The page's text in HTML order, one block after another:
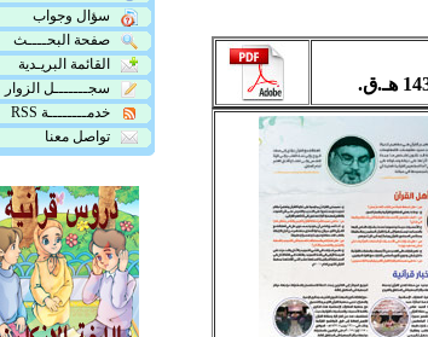
سؤال وجواب
صفحة البحــــث
القائمة البريـدية
سجـــــــل الزوار
خدمــــــــة RSS
تواصل معنا